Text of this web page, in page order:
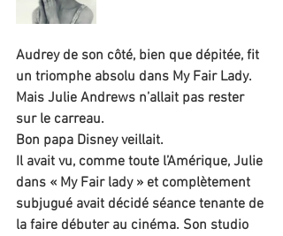
Audrey de son côté, bien que dépitée, fit
un triomphe absolu dans My Fair Lady.
Mais Julie Andrews n’allait pas rester
sur le carreau.
Bon papa Disney veillait.
Il avait vu, comme toute l’Amérique, Julie
dans « My Fair lady » et complètement
subjugué avait décidé séance tenante de
la faire débuter au cinéma. Son studio